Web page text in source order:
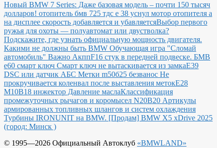
Новый BMW 7 Series: Даже базовая модель – почти 150 тысяч
долларов! отопитель бмв 725 тдс е 38 уснул мотор отопителя а
на дисплее скорость добавляется и убавляетсяВыбор первого
ружья для охоты — полуавтомат или двустволка?
Подскажите, где узнать официальную мощность двигателя.
Какими не должны быть BMW Обучающая игра "Сломай
автомобиль" Важно АкппF16 стук в передней подвеске. БМВ
е60 смарт ключ Смарт ключ не вытаскивается из замкаE39
DSC или датчик АБС Метки m50б25 безванос Не
прокручивается коленвал после выставления метокЕ28
М10В18 инжектор Давление маслаКлассификация
промежуточных рычагов и коромысел N20B20 Артикулы
армированных топливных шлангов и систем охлаждения
Турбины IRONUNIT на BMW. [Продам] BMW X5 xDrive 2025
(город: Минск )
© 1995—2026 Официальный Автоклуб «BMWLAND»